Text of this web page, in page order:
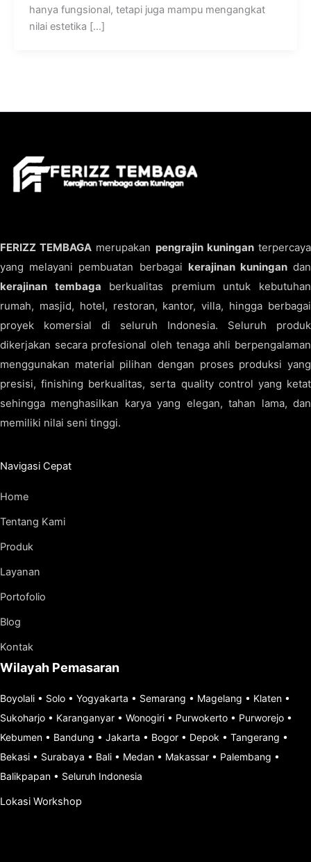
hanya fungsional, tetapi juga mampu mengangkat
nilai estetika […]
FERIZZ TEMBAGA merupakan pengrajin kuninganterpercaya
yang melayani pembuatan berbagai kerajinan kuningandan
kerajinan tembaga berkualitas premium untuk kebutuhan
rumah, masjid, hotel, restoran, kantor, villa, hingga berbagai
proyek komersial di seluruh Indonesia. Seluruh produk
dikerjakan secara profesional oleh tenaga ahli berpengalaman
menggunakan material pilihan dengan proses produksi yang
presisi, finishing berkualitas, serta quality control yang ketat
sehingga menghasilkan karya yang elegan, tahan lama, dan
memiliki nilai seni tinggi.
Navigasi Cepat
Home
Tentang Kami
Produk
Layanan
Portofolio
Blog
Kontak
Wilayah Pemasaran
Boyolali • Solo • Yogyakarta • Semarang • Magelang • Klaten •
Sukoharjo • Karanganyar • Wonogiri • Purwokerto • Purworejo •
Kebumen • Bandung • Jakarta • Bogor • Depok • Tangerang •
Bekasi • Surabaya • Bali • Medan • Makassar • Palembang •
Balikpapan • Seluruh Indonesia
Lokasi Workshop